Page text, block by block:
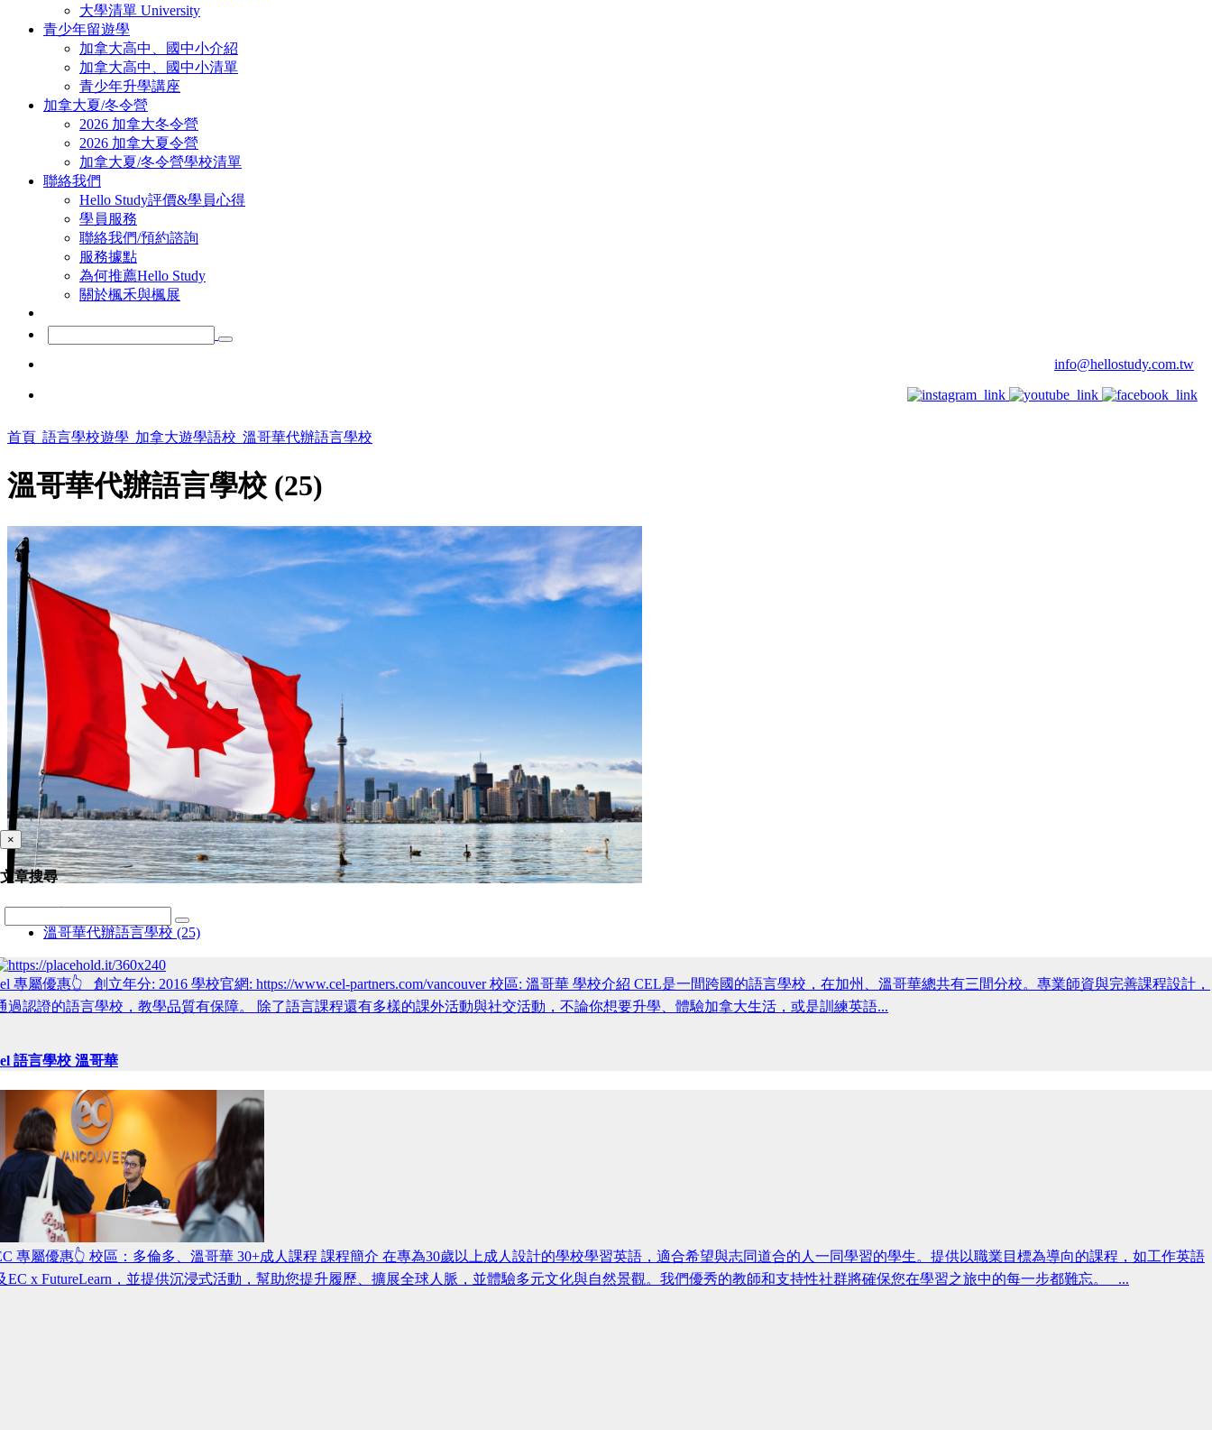
大學清單 University
青少年留遊學
加拿大高中、國中小介紹
加拿大高中、國中小清單
青少年升學講座
加拿大夏/冬令營
2026 加拿大冬令營
2026 加拿大夏令營
加拿大夏/冬令營學校清單
聯絡我們
Hello Study評價&學員心得
學員服務
聯絡我們/預約諮詢
服務據點
為何推薦Hello Study
關於楓禾與楓展
info@hellostudy.com.tw
首頁 語言學校遊學 加拿大遊學語校 溫哥華代辦語言學校
溫哥華代辦語言學校 (25)
溫哥華代辦語言學校 (25)
專屬優惠👆 創立年分: 2016 學校官網: https://www.cel-partners.com/vancouver 校區: 溫哥華 學校介紹 CEL是一間跨國的語言學校，在加州、溫哥華總共有三間分校。專業師資與完善課程設計，
過認證的語言學校，教學品質有保障。 除了語言課程還有多樣的課外活動與社交活動，不論你想要升學、體驗加拿大生活，或是訓練英語...
語言學校 溫哥華
專屬優惠👆 校區：多倫多、溫哥華 30+成人課程 課程簡介 在專為30歲以上成人設計的學校學習英語，適合希望與志同道合的人一同學習的學生。提供以職業目標為導向的課程，如工作英語
EC x FutureLearn，並提供沉浸式活動，幫助您提升履歷、擴展全球人脈，並體驗多元文化與自然景觀。我們優秀的教師和支持性社群將確保您在學習之旅中的每一步都難忘。 ...
×
文章搜尋